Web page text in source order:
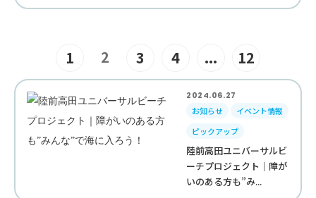
1 2 3 4 ... 12
2024.06.27
お知らせ
イベント情報
ピックアップ
陸前高田ユニバーサルビ
ーチプロジェクト｜障が
いのある方も”み...